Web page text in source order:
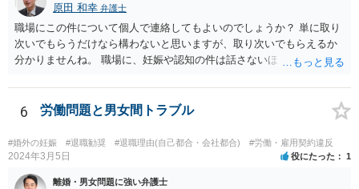
原田 和幸 弁護士
職場にこの件について個人で連絡してもよいのでしょうか？ 単に取り
次いでもらうだけなら構わないと思いますが、取り次いでもらえるか
分かりませんね。 職場に、妊娠や認知の件は話さないほうがよいと思
難しいと思われれば、弁護士に入ってもらうことも検討されてくださ
い。 一度、お近くの弁護士に相談されてみてもよいと思います。
6 労働問題と男女間トラブル
#婚外の妊娠 #退職勧奨 #退職理由(自己都合・会社都合) #労働・雇用契約違反
2024年3月5日 役にたった 1
離婚・男女問題に強い弁護士